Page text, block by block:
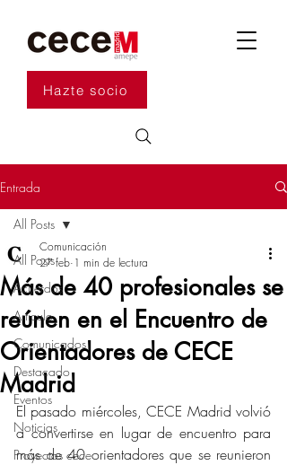
Hazte socio
Entrada
All Posts
Acuerdos
Artículo
Comunicados
Destacado
Eventos
Noticias
Proyectos cece
All Posts
Más de 40 profesionales se
reúnen en el Encuentro de
Orientadores de CECE
Madrid
Comunicación
27 feb 1 min de lectura
El pasado miércoles, CECE Madrid volvió
a convertirse en lugar de encuentro para
más de 40 orientadores que se reunieron